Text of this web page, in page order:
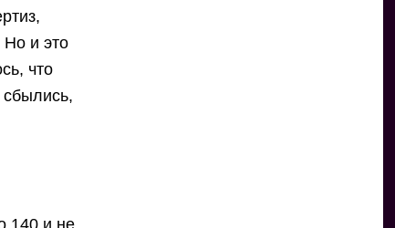
Но и это
что
140 и не